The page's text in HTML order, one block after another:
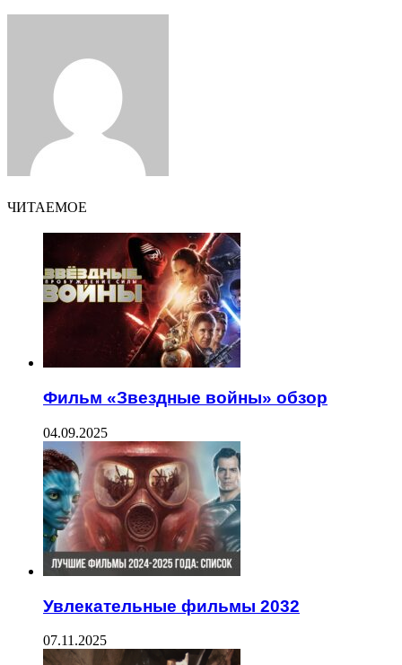
ЧИТАЕМОЕ
Фильм «Звездные войны» обзор
04.09.2025
Увлекательные фильмы 2032
07.11.2025